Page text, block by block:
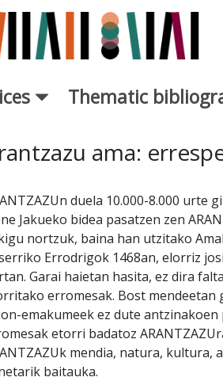
Thematic
ama:
duela 10.000-8.000 urte
Jakueko bidea pasatzen zen
nortzuk, baina han utzitako
Errodrigok 1468an, elorriz
Garai haietan hasita, ez dira
erromesak. Bost mendeetan
emakumeek ez dute
etorri badatoz
mendia, natura, kultura,
baitauka.